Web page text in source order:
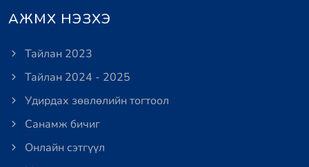
АЖМХ НЭЗХЭ
Тайлан 2023
Тайлан 2024 - 2025
Удирдах зөвлөлийн тогтоол
Санамж бичиг
Онлайн сэтгүүл